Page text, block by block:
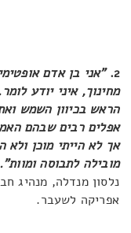
2. "אני בן אדם
מחינוך, איני יודע
הראש בכיוון השמש
אפלים רבים שבהם
אך לא הייתי מוכן ולא
מובילה לתבוסה ומוות".
נלסון מנדלה, מנהיג
אפריקה לשעבר.